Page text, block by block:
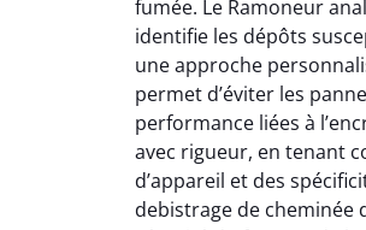
fumée. Le Ramoneur
identifie les dépôts
une approche
permet d’éviter les
performance liées à
avec rigueur, en tenant
d’appareil et des
debistrage de cheminée